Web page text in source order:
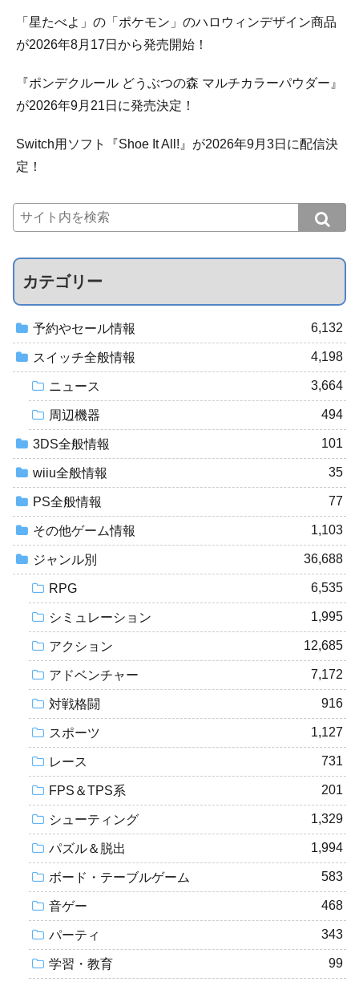
「星たべよ」の「ポケモン」のハロウィンデザイン商品
が2026年8月17日から発売開始！
『ポンデクルール どうぶつの森 マルチカラーパウダー』
が2026年9月21日に発売決定！
Switch用ソフト『Shoe It All!』が2026年9月3日に配信決
定！
カテゴリー
予約やセール情報 6,132
スイッチ全般情報 4,198
ニュース 3,664
周辺機器 494
3DS全般情報 101
wiiu全般情報 35
PS全般情報 77
その他ゲーム情報 1,103
ジャンル別 36,688
RPG 6,535
シミュレーション 1,995
アクション 12,685
アドベンチャー 7,172
対戦格闘 916
スポーツ 1,127
レース 731
FPS＆TPS系 201
シューティング 1,329
パズル＆脱出 1,994
ボード・テーブルゲーム 583
音ゲー 468
パーティ 343
学習・教育 99